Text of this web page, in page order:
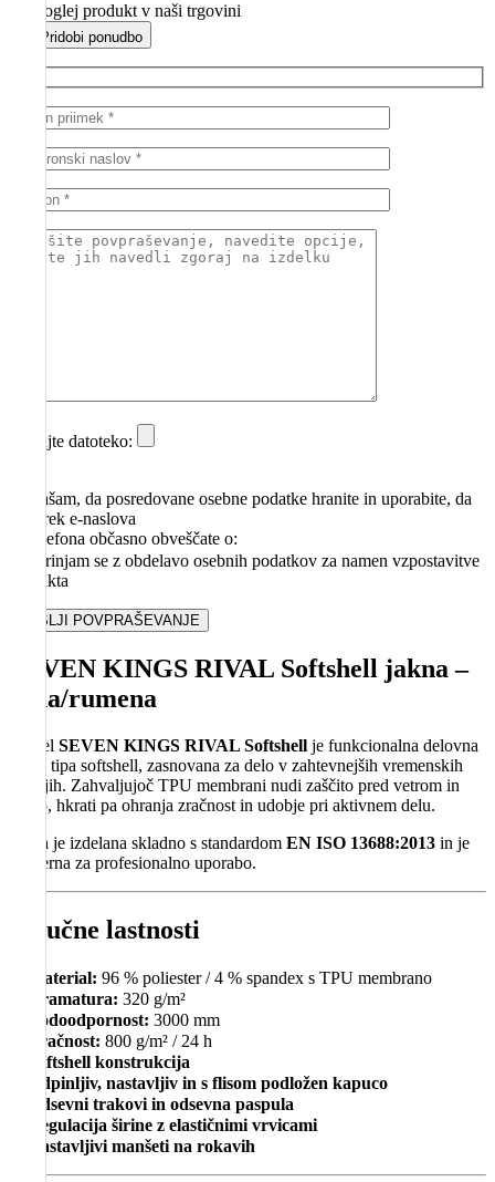
Poglej produkt v naši trgovini
Pridobi ponudbo
Dodajte datoteko:
Soglašam, da posredovane osebne podatke hranite in uporabite, da
me prek e-naslova
ali telefona občasno obveščate o:
Strinjam se z obdelavo osebnih podatkov za namen vzpostavitve
kontakta
SEVEN KINGS RIVAL Softshell jakna –
črna/rumena
Model SEVEN KINGS RIVAL Softshell je funkcionalna delovna
jakna tipa softshell, zasnovana za delo v zahtevnejših vremenskih
pogojih. Zahvaljujoč TPU membrani nudi zaščito pred vetrom in
vlago, hkrati pa ohranja zračnost in udobje pri aktivnem delu.
Jakna je izdelana skladno s standardom EN ISO 13688:2013 in je
primerna za profesionalno uporabo.
Ključne lastnosti
Material: 96 % poliester / 4 % spandex s TPU membrano
Gramatura: 320 g/m²
Vodoodpornost: 3000 mm
Zračnost: 800 g/m² / 24 h
Softshell konstrukcija
Odpinljiv, nastavljiv in s flisom podložen kapuco
Odsevni trakovi in odsevna paspula
Regulacija širine z elastičnimi vrvicami
Nastavljivi manšeti na rokavih